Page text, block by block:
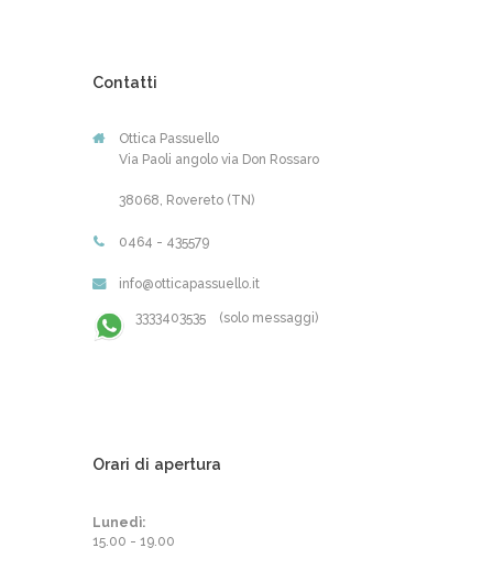
Contatti
Ottica Passuello
Via Paoli angolo via Don Rossaro
38068, Rovereto (TN)
0464 - 435579
info@otticapassuello.it
3333403535 (solo messaggi)
Orari di apertura
Lunedì:
15.00 - 19.00